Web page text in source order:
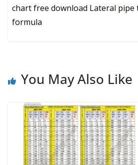
chart free download Lateral
formula
You May Also Like